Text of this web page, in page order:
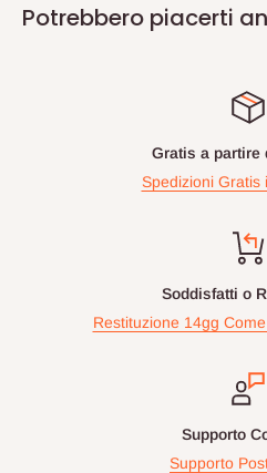
Potrebbero piacerti
Gratis a partire
Spedizioni Gratis
Soddisfatti o
Restituzione 14gg
Supporto
Supporto